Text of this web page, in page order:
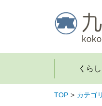
くら
TOP カテゴリ